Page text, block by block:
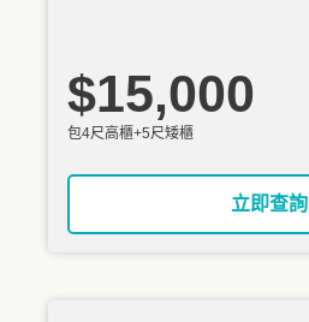
$15,000
包4尺高櫃+5尺矮櫃
立即查詢